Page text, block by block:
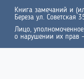
Книга замечаний и
Береза ул. Советская
Лицо,
о нарушении их прав